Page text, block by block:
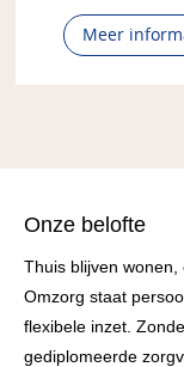
Meer
Onze belofte
Thuis blijven
Omzorg staat
flexibele inzet.
gediplomeerde